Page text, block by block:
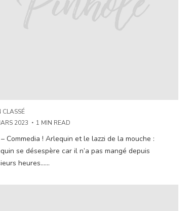
CLASSÉ
2023
1 MIN READ
Commedia ! Arlequin et le lazzi de la mouche :
se désespère car il n’a pas mangé depuis
heures…...